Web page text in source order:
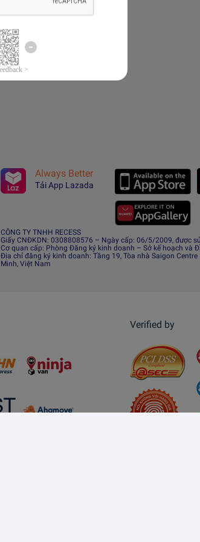
Always Better
Tải App Lazada
CÔNG TY TNHH RECESS
Giấy CNĐKDN: 0308808576 – Ngày cấp: 06/5/2009, được
Cơ quan cấp: Phòng Đăng ký kinh doanh – Sở kế hoạch và
Địa chỉ đăng ký kinh doanh: Tầng 19, Tòa nhà Saigon Centre
Minh, Việt Nam
Verified by